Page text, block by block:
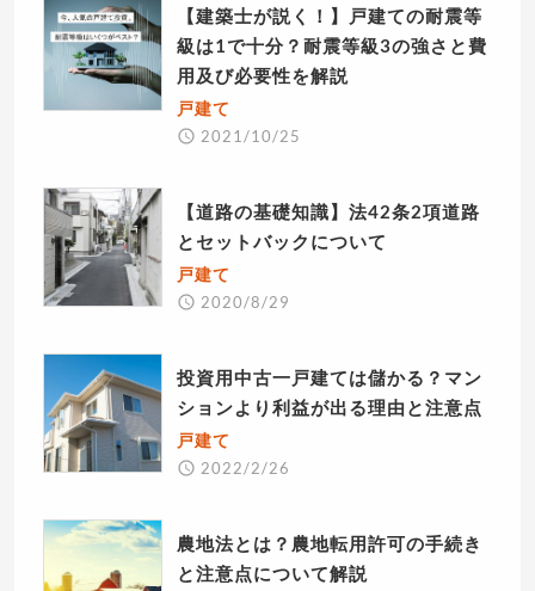
【建築士が説く！】戸建ての耐震等
級は1で十分？耐震等級3の強さと費
用及び必要性を解説
戸建て
2021/10/25
【道路の基礎知識】法42条2項道路
とセットバックについて
戸建て
2020/8/29
投資用中古一戸建ては儲かる？マン
ションより利益が出る理由と注意点
戸建て
2022/2/26
農地法とは？農地転用許可の手続き
と注意点について解説